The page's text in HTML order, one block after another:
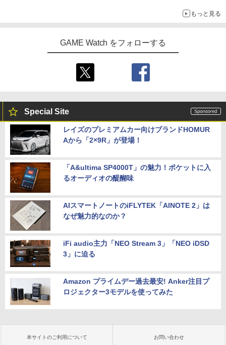
もっと見る
GAME Watch をフォローする
Special Site
レイズのプレミアムカー向けブランドHOMUR
Aから「2×9R」が登場！
「A&ultima SP4000T」の魅力！ポケットに入
るオーディオの醍醐味
AIスマートノートのiFLYTEK「AINOTE 2」は
なぜ魅力的なのか？
iFi audio主力「NEO Stream 3」「NEO iDSD
3」に迫る
Amazon プライムデー過去最安! Anker注目プ
ロジェクター3モデルを使ってみた
本サイトのご利用について お問い合わせ